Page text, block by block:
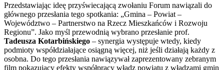
Przedstawiając ideę przyświecającą zwołaniu Forum nawiązali do
głównego przesłania tego spotkania: „Gmina – Powiat –
Województwo – Partnerstwo na Rzecz Mieszkańców i Rozwoju
Regionu”. Jako myśl przewodnią wybrano przesłanie prof.
Tadeusza Kotarbińskiego – synergia występuje wtedy, kiedy
podmioty współdziałające osiągną więcej, niż jeśli działają każdy z
osobna. Do tego przesłania nawiązywał zaprezentowany zebranym
film pokazujący efekty współpracy władz powiatu z władzami gmin